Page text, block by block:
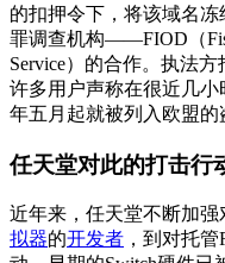
的扣押令下，将该域名
罪调查机构——FIOD（
Service）的合作。执法
许多用户声称在很近几
年五月起就被列入欧盟的
任天堂对此的打击行
近年来，任天堂不断加强
拟器的开发者 ，到对托